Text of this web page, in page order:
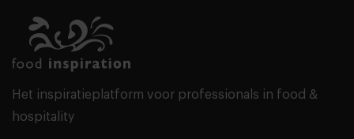
Het inspiratieplatform voor professionals in food &
hospitality